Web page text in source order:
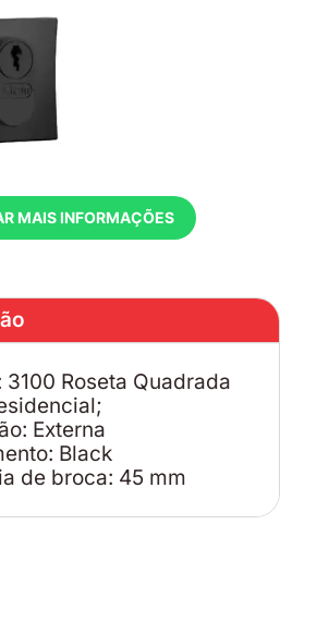
MAIS INFORMAÇÕES
3100 Roseta Quadrada
Externa
Black
de broca: 45 mm